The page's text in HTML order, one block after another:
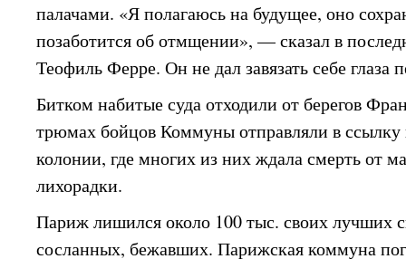
палачами. «Я полагаюсь на будущее, оно
позаботится об отмщении», — сказал в
Теофиль Ферре. Он не дал завязать себе глаза
Битком набитые суда отходили от берегов
трюмах бойцов Коммуны отправляли в ссылку
колонии, где многих из них ждала смерть от
лихорадки.
Париж лишился около 100 тыс. своих лучших
сосланных, бежавших. Парижская коммуна